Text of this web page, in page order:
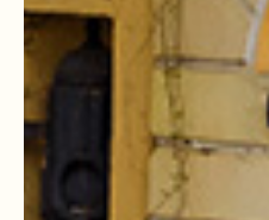
КАК РАБОТАЛИ